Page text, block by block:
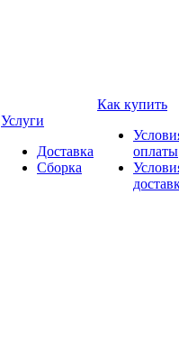
Услуги
Доставка
Сборка
Как купить
оплаты